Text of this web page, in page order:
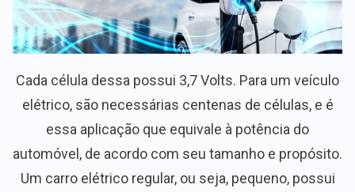
Cada célula dessa possui 3,7 Volts. Para um veículo
elétrico, são necessárias centenas de células, e é
essa aplicação que equivale à potência do
automóvel, de acordo com seu tamanho e propósito.
Um carro elétrico regular, ou seja, pequeno, possui